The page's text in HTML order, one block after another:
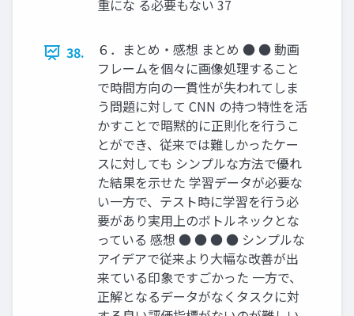
重にな る必要もない 37
38.
６．まとめ・感想 まとめ ● ● 動画
フレームを個々に画像処理すること
で時間方向の一貫性が失われてしま
う問題に対して CNN の持つ特性を活
かすことで暗黙的に正則化を行うこ
とができ、従来では難しかったケー
スに対しても シンプルな方法で優れ
た結果を示せた 学習データが必要な
い一方で、テスト時に学習を行う必
要があり実用上のボトルネックとな
っている 感想 ● ● ● ● シンプルな
アイデアで従来より大幅な改善が出
来ている印象ですごかった 一方で、
正解となるデータがなくタスクに対